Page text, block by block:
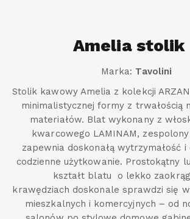
Amelia stolik
Marka: Tavolini
Stolik kawowy Amelia z kolekcji
minimalistycznej formy z trwałością
materiałów. Blat wykonany z
kwarcowego LAMINAM,
zapewnia doskonałą wytrzymałość
codzienne użytkowanie. Prostokątny
kształt blatu o lekko
krawędziach doskonale sprawdzi się
mieszkalnych i komercyjnych – od